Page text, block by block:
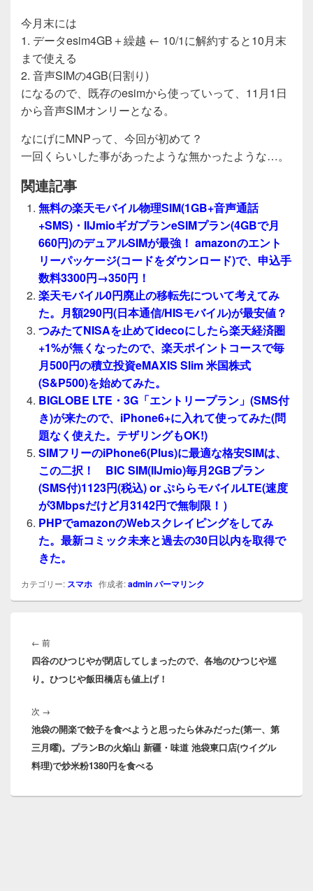
今月末には
1. データesim4GB＋繰越 ← 10/1に解約すると10月末
まで使える
2. 音声SIMの4GB(日割り)
になるので、既存のesimから使っていって、11月1日
から音声SIMオンリーとなる。
なにげにMNPって、今回が初めて？
一回くらいした事があったような無かったような…。
関連記事
無料の楽天モバイル物理SIM(1GB+音声通話
+SMS)・IIJmioギガプランeSIMプラン(4GBで月
660円)のデュアルSIMが最強！ amazonのエント
リーパッケージ(コードをダウンロード)で、申込手
数料3300円→350円！
楽天モバイル0円廃止の移転先について考えてみ
た。月額290円(日本通信/HISモバイル)が最安値？
つみたてNISAを止めてidecoにしたら楽天経済圏
+1%が無くなったので、楽天ポイントコースで毎
月500円の積立投資eMAXIS Slim 米国株式
(S&P500)を始めてみた。
BIGLOBE LTE・3G「エントリープラン」(SMS付
き)が来たので、iPhone6+に入れて使ってみた(問
題なく使えた。テザリングもOK!)
SIMフリーのiPhone6(Plus)に最適な格安SIMは、
この二択！ BIC SIM(IIJmio)毎月2GBプラン
(SMS付)1123円(税込) or ぷららモバイルLTE(速度
が3Mbpsだけど月3142円で無制限！）
PHPでamazonのWebスクレイピングをしてみ
た。最新コミック未来と過去の30日以内を取得で
きた。
カテゴリー: スマホ 作成者:adminパーマリンク
稿
ナ
ビ
ゲ
シ
ョ
ン
← 前前
の
投
四谷のひつじやが閉店してしまったので、各地のひつじや巡
り。ひつじや飯田橋店も値上げ！
次 →
の
投
稿:
池袋の開楽で餃子を食べようと思ったら休みだった(第一、第
三月曜)。プランBの火焔山 新疆・味道 池袋東口店(ウイグル
料理)で炒米粉1380円を食べる